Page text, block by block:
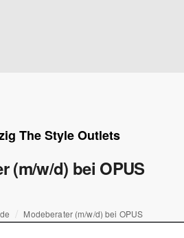
The Style Outlets
(m/w/d) bei OPUS
Modeberater (m/w/d) bei OPUS